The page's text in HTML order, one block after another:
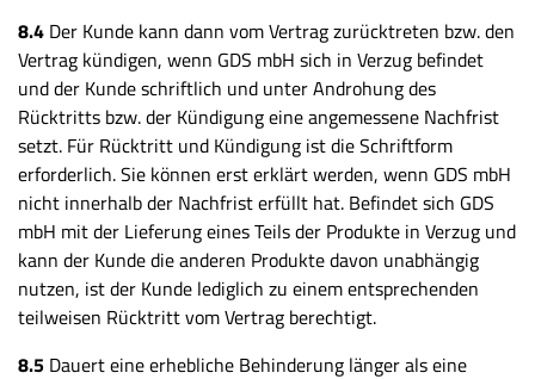
8.4 Der Kunde kann dann vom Vertrag zurücktreten bzw. den
Vertrag kündigen, wenn GDS mbH sich in Verzug befindet
und der Kunde schriftlich und unter Androhung des
Rücktritts bzw. der Kündigung eine angemessene Nachfrist
setzt. Für Rücktritt und Kündigung ist die Schriftform
erforderlich. Sie können erst erklärt werden, wenn GDS mbH
nicht innerhalb der Nachfrist erfüllt hat. Befindet sich GDS
mbH mit der Lieferung eines Teils der Produkte in Verzug und
kann der Kunde die anderen Produkte davon unabhängig
nutzen, ist der Kunde lediglich zu einem entsprechenden
teilweisen Rücktritt vom Vertrag berechtigt.
8.5 Dauert eine erhebliche Behinderung länger als eine